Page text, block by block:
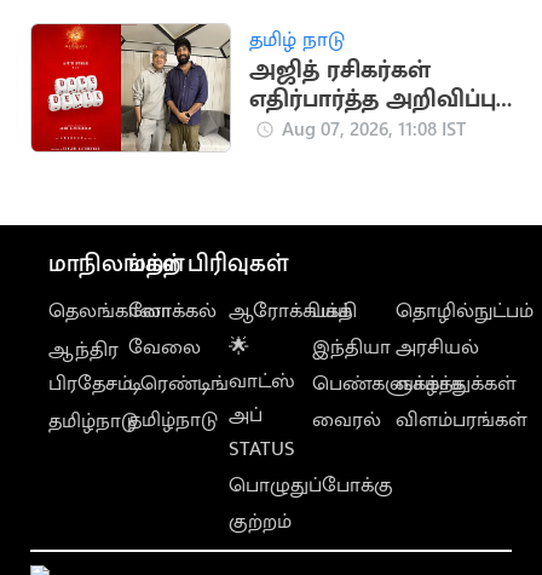
தமிழ் நாடு
அஜித் ரசிகர்கள்
எதிர்பார்த்த அறிவிப்பு..
‘டேர்டெவில்’
Aug 07, 2026, 11:08 IST
மாநிலங்கள்
தெலங்கானா
ஆந்திர
பிரதேசம்
தமிழ்நாடு
மற்ற பிரிவுகள்
லோக்கல்
வேலை
டிரெண்டிங்
தமிழ்நாடு
ஆரோக்கியம்
🌟
வாட்ஸ்
அப்
STATUS
பொழுதுப்போக்கு
குற்றம்
பக்தி
இந்தியா
பெண்களுக்காக
வைரல்
தொழில்நுட்பம்
அரசியல்
வாழ்த்துக்கள்
விளம்பரங்கள்